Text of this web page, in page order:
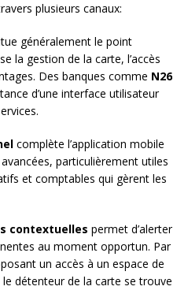
plusieurs canaux:
généralement le point
la gestion de la carte, l’accès
Des banques comme N26
d’une interface utilisateur
complète l’application mobile
particulièrement utiles
et comptables qui gèrent les
contextuelles permet d’alerter
au moment opportun. Par
un accès à un espace de
détenteur de la carte se trouve